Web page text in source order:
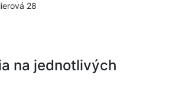
28
na jednotlivých